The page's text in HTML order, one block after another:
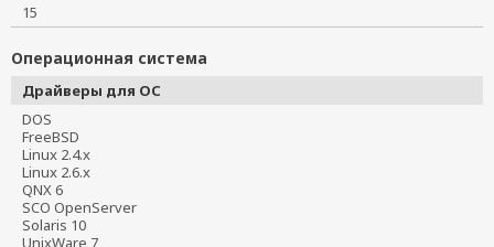
15
Операционная система
Драйверы для ОС
DOS
FreeBSD
Linux 2.4.x
Linux 2.6.x
QNX 6
SCO OpenServer
Solaris 10
UnixWare 7